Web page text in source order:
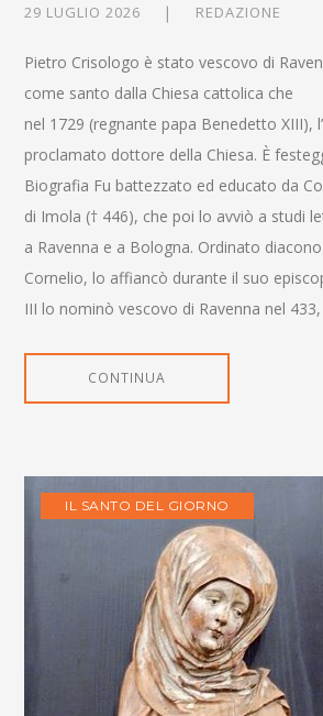
29 LUGLIO 2026 REDAZIONE
Pietro Crisologo è stato vescovo di
come santo dalla Chiesa cattolica che
nel 1729 (regnante papa Benedetto XIII),
proclamato dottore della Chiesa. È
Biografia Fu battezzato ed educato da
di Imola († 446), che poi lo avviò a studi
a Ravenna e a Bologna. Ordinato
Cornelio, lo affiancò durante il suo
III lo nominò vescovo di Ravenna nel
CONTINUA
IL SANTO DEL GIORNO